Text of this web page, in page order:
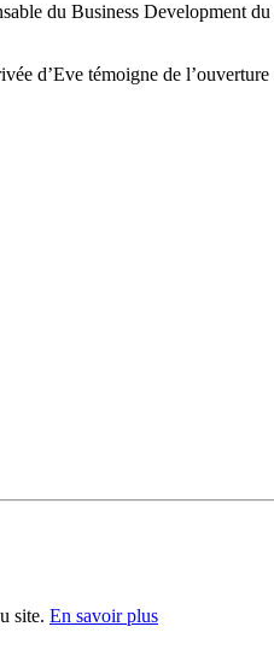
du Business Development
d’Eve témoigne de
site. En savoir plus